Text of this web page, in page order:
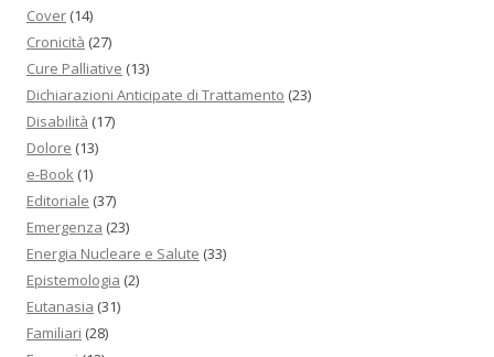
Cover (14)
Cronicità (27)
Cure Palliative (13)
Dichiarazioni Anticipate di Trattamento (23)
Disabilità (17)
Dolore (13)
e-Book (1)
Editoriale (37)
Emergenza (23)
Energia Nucleare e Salute (33)
Epistemologia (2)
Eutanasia (31)
Familiari (28)